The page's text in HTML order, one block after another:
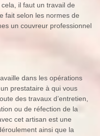
il faut un travail de
fait selon les normes de
un couvreur professionnel
dans les opérations
prestataire à qui vous
des travaux d’entretien,
ou de réfection de la
cet artisan est une
ainsi que la